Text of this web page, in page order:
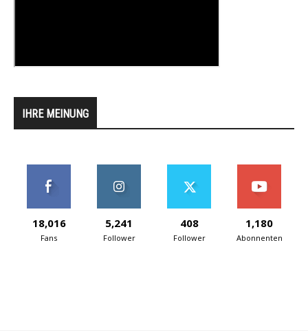
IHRE MEINUNG
18,016
Fans
5,241
Follower
408
Follower
1,180
Abonnenten